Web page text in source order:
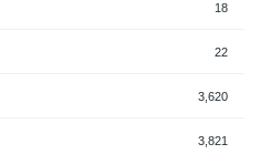
18
22
3,620
3,821